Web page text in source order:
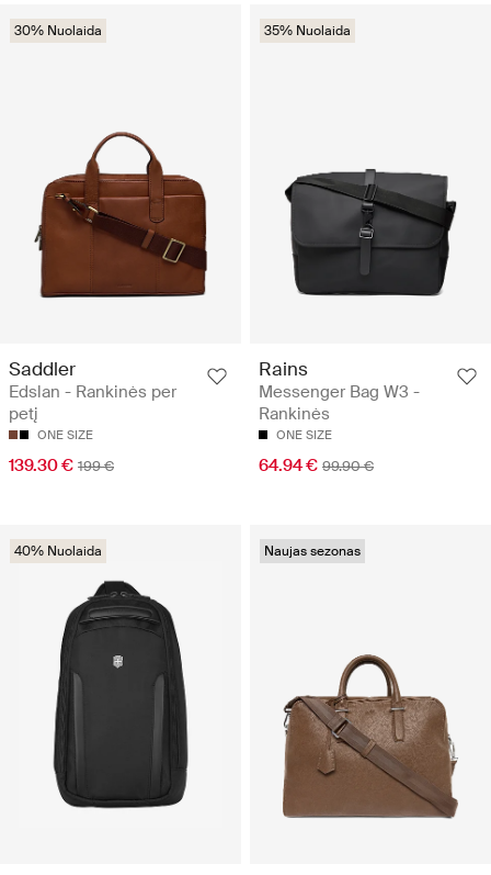
30% Nuolaida
Saddler
Edslan - Rankinės per
petį
ONE SIZE
139.30 € 199 €
35% Nuolaida
Rains
Messenger Bag W3 -
Rankinės
ONE SIZE
64.94 € 99.90 €
40% Nuolaida Naujas sezonas